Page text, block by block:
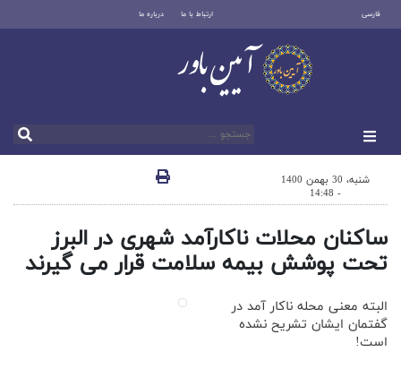
فارسی ارتباط با ما درباره ما
شنبه، 30 بهمن 1400
- 14:48
ساکنان محلات ناکارآمد شهری در البرز
تحت پوشش بیمه سلامت قرار می گیرند
البته معنی محله ناکار آمد در
گفتمان ایشان تشریح نشده
است!